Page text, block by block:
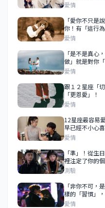
愛情
「愛你不只是
你！有「這行
愛情
「是不是真心
做」就是對你
你停留！
愛情
跟１２星座「
「更恩愛」！
愛情
12星座最容易
早已經不小心
愛情
「準」！從生
裡注定了你的
測驗
「非你不可，
樣的「習慣」
愛情